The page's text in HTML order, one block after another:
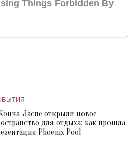
Заспе открыли новое
для отдыха: как прошла
Phoenix Pool